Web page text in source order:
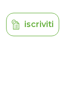
iscriviti